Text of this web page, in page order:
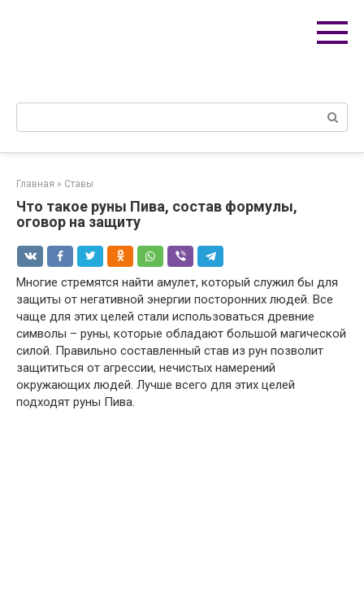
Главная » Ставы
Что такое руны Пива, состав формулы,
оговор на защиту
Многие стремятся найти амулет, который служил бы для
защиты от негативной энергии посторонних людей. Все
чаще для этих целей стали использоваться древние
символы – руны, которые обладают большой магической
силой. Правильно составленный став из рун позволит
защититься от агрессии, нечистых намерений
окружающих людей. Лучше всего для этих целей
подходят руны Пива.